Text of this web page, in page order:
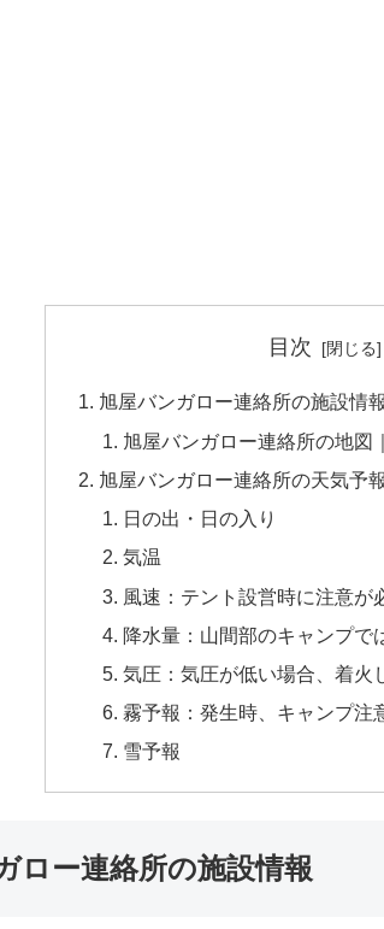
目次
旭屋バンガロー連絡所の施設情報
旭屋バンガロー連絡所の地図
旭屋バンガロー連絡所の天気予報
日の出・日の入り
気温
風速：テント設営時に注意が
降水量：山間部のキャンプで
気圧：気圧が低い場合、着火
霧予報：発生時、キャンプ注
雪予報
ロー連絡所の施設情報